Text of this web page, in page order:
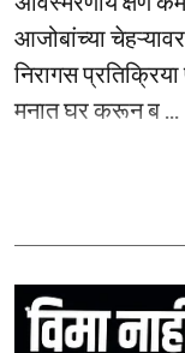
आजोबांच्या
निरागस
मनात घर करून ब ...